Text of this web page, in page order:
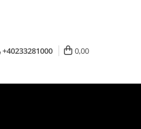
+40233281000 0,00